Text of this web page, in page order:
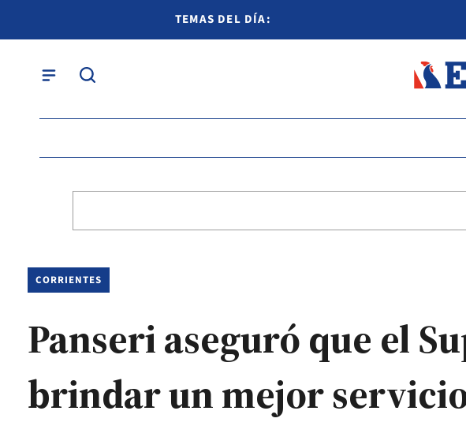
TEMAS DEL DÍA:
CORRIENTES
Panseri aseguró que el
brindar un mejor